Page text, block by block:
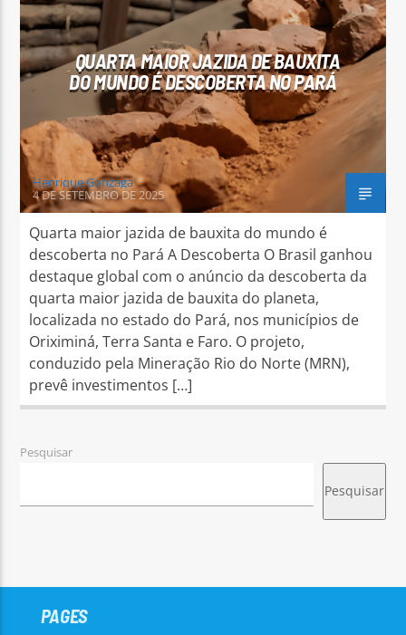
Arara Azul FM
QUARTA MAIOR JAZIDA DE BAUXITA
DO MUNDO É DESCOBERTA NO PARÁ
Henrique Gonzaga
4 DE SETEMBRO DE 2025
Quarta maior jazida de bauxita do mundo é
descoberta no Pará A Descoberta O Brasil ganhou
destaque global com o anúncio da descoberta da
quarta maior jazida de bauxita do planeta,
localizada no estado do Pará, nos municípios de
Oriximiná, Terra Santa e Faro. O projeto,
conduzido pela Mineração Rio do Norte (MRN),
prevê investimentos […]
Pesquisar
Pesquisar
PAGES